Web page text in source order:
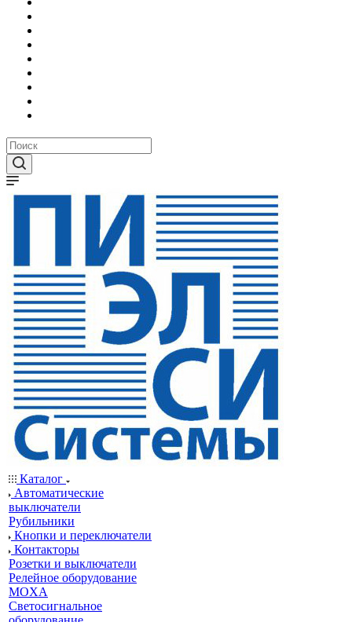
Каталог
Автоматические
выключатели
Рубильники
Кнопки и переключатели
Контакторы
Розетки и выключатели
Релейное оборудование
MOXA
Светосигнальное